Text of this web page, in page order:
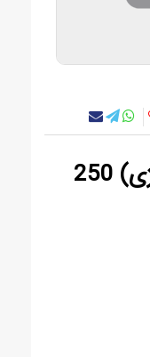
آنتلان (چسب سیتولژی) 250